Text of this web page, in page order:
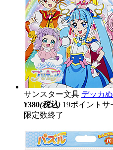
サンスター文具 デッカ
¥380(税込) 19ポイントサ
限定数終了